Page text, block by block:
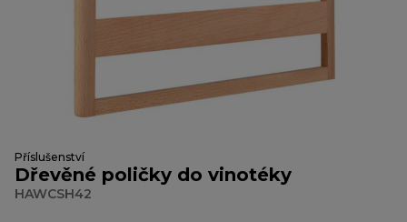
Příslušenství
Dřevěné poličky do vinotéky
HAWCSH42